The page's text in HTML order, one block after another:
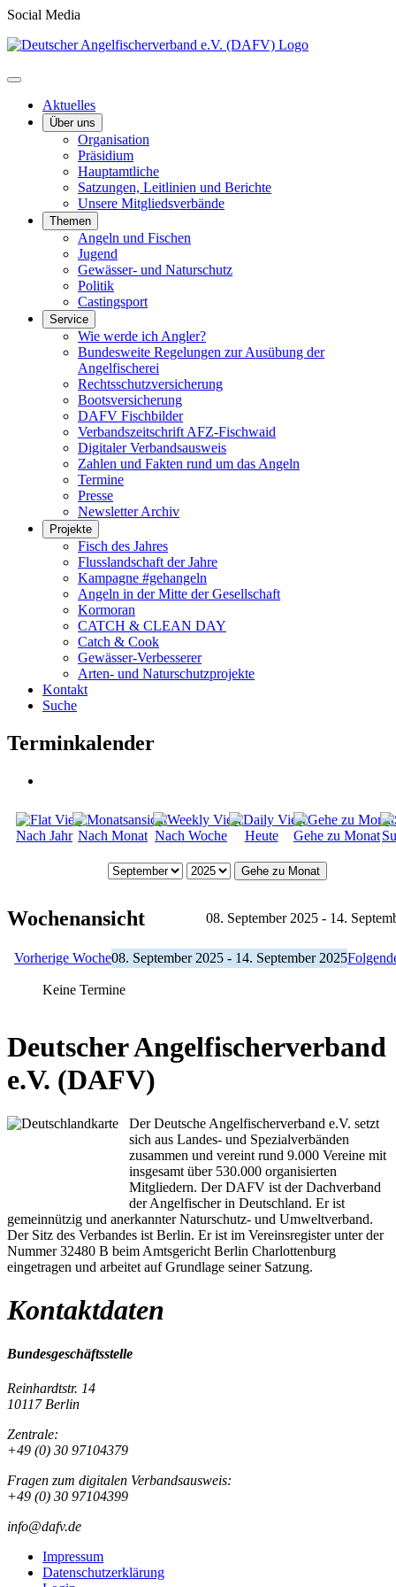
Social Media
Aktuelles
Über uns
Organisation
Präsidium
Hauptamtliche
Satzungen, Leitlinien und Berichte
Unsere Mitgliedsverbände
Themen
Angeln und Fischen
Jugend
Gewässer- und Naturschutz
Politik
Castingsport
Service
Wie werde ich Angler?
Bundesweite Regelungen zur Ausübung der
Angelfischerei
Rechtsschutzversicherung
Bootsversicherung
DAFV Fischbilder
Verbandszeitschrift AFZ-Fischwaid
Digitaler Verbandsausweis
Zahlen und Fakten rund um das Angeln
Termine
Presse
Newsletter Archiv
Projekte
Fisch des Jahres
Flusslandschaft der Jahre
Kampagne #gehangeln
Angeln in der Mitte der Gesellschaft
Kormoran
CATCH & CLEAN DAY
Catch & Cook
Gewässer-Verbesserer
Arten- und Naturschutzprojekte
Kontakt
Suche
Terminkalender
Nach Jahr Nach Monat Nach Woche Heute Gehe zu Monat
Gehe zu Monat
Wochenansicht 08. September 2025 - 14.
Vorherige Woche08. September 2025 - 14. September 2025
Keine Termine
Deutscher Angelfischerverband
e.V. (DAFV)
Der Deutsche Angelfischerverband e.V. setzt
sich aus Landes- und Spezialverbänden
zusammen und vereint rund 9.000 Vereine mit
insgesamt über 530.000 organisierten
Mitgliedern. Der DAFV ist der Dachverband
der Angelfischer in Deutschland. Er ist
gemeinnützig und anerkannter Naturschutz- und Umweltverband.
Der Sitz des Verbandes ist Berlin. Er ist im Vereinsregister unter der
Nummer 32480 B beim Amtsgericht Berlin Charlottenburg
eingetragen und arbeitet auf Grundlage seiner Satzung.
Kontaktdaten
Bundesgeschäftsstelle
Reinhardtstr. 14
10117 Berlin
Zentrale:
+49 (0) 30 97104379
Fragen zum digitalen Verbandsausweis:
+49 (0) 30 97104399
info@dafv.de
Impressum
Datenschutzerklärung